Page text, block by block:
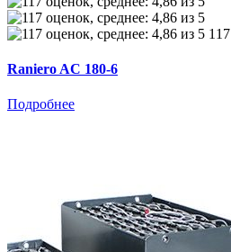
117
Raniero AC 180-6
Подробнее